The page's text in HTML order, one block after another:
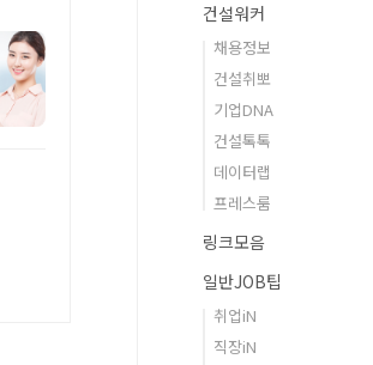
건설워커
채용정보
건설취뽀
기업DNA
건설톡톡
데이터랩
프레스룸
링크모음
일반JOB팁
취업iN
직장iN